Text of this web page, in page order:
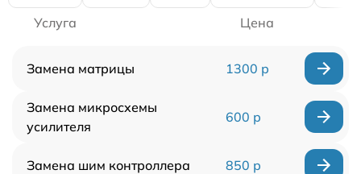
Услуга Цена
Замена матрицы 1300 р
Замена микросхемы
усилителя
600 р
Замена шим контроллера 850 р